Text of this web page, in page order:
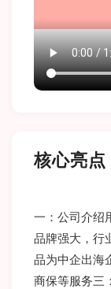
核心亮点
一：公司介绍
品牌强大，行
品为中企出海
商保等服务三